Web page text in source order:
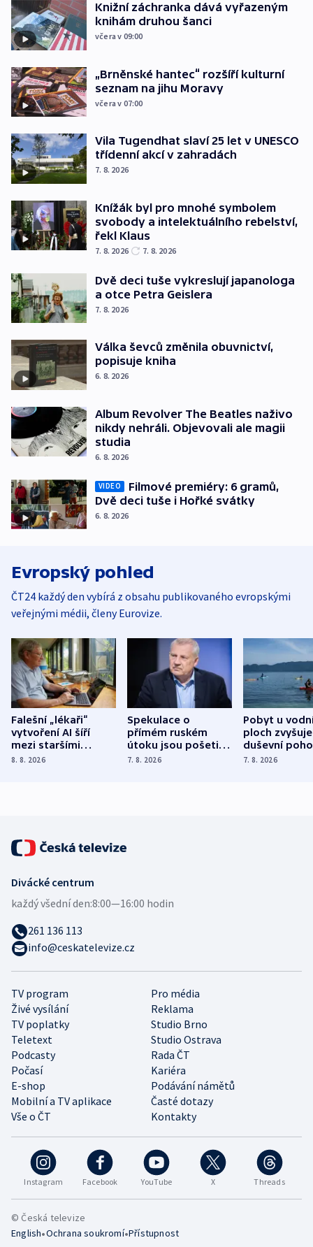
Knižní záchranka dává vyřazeným
knihám druhou šanci
včera v 09:00
„Brněnské hantec“ rozšíří kulturní
seznam na jihu Moravy
včera v 07:00
Vila Tugendhat slaví 25 let v UNESCO
třídenní akcí v zahradách
7. 8. 2026
Knížák byl pro mnohé symbolem
svobody a intelektuálního rebelství,
řekl Klaus
7. 8. 2026 7. 8. 2026
Dvě deci tuše vykreslují japanologa
a otce Petra Geislera
7. 8. 2026
Válka ševců změnila obuvnictví,
popisuje kniha
6. 8. 2026
Album Revolver The Beatles naživo
nikdy nehráli. Objevovali ale magii
studia
6. 8. 2026
VIDEO
Filmové premiéry: 6 gramů,
Dvě deci tuše i Hořké svátky
6. 8. 2026
Evropský pohled
ČT24 každý den vybírá z obsahu publikovaného evropskými
veřejnými médii, členy Eurovize.
Falešní „lékaři“
vytvoření AI šíří
mezi staršími
Poláky nebezpečné
8. 8. 2026
Spekulace o
přímém ruském
útoku jsou pošetilé,
míní estonský
7. 8. 2026
Pobyt u
ploch zvyšuje
duševní
ukázala
7. 8. 2026
Instagram Facebook YouTube X Threads
TV program
Pro média
Živé vysílání
Reklama
TV poplatky
Studio Brno
Teletext
Studio Ostrava
Podcasty
Rada ČT
Počasí
Kariéra
E-shop
Podávání námětů
Mobilní a TV aplikace
Časté dotazy
Vše o ČT
Kontakty
Divácké centrum
každý všední den:8:00—16:00 hodin
261 136 113
info@ceskatelevize.cz
© Česká televize
English•Ochrana soukromí•Přístupnost